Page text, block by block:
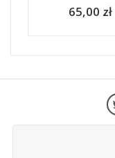
65,00 zł